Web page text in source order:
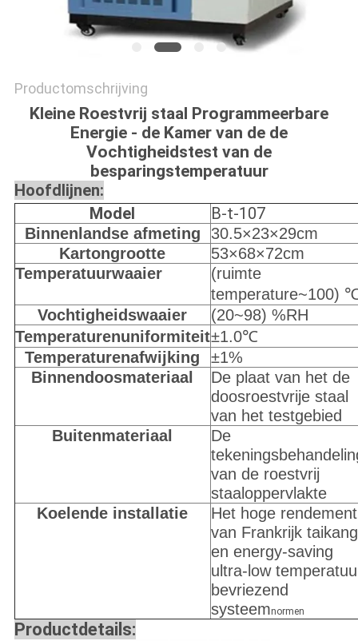
Productomschrijving
Kleine Roestvrij staal Programmeerbare
Energie - de Kamer van de de
Vochtigheidstest van de
besparingstemperatuur
Hoofdlijnen:
Model
B-t-107
Binnenlandse afmeting
30.5×23×29cm
Kartongrootte
53×68×72cm
Temperatuurwaaier
(ruimte
temperature~100)
Vochtigheidswaaier
(20~98) %RH
Temperaturenuniformiteit±1.0℃
Temperaturenafwijking
±1%
Binnendoosmateriaal
De plaat van het de
doosroestvrije staal
van het testgebied
Buitenmateriaal
De
van de roestvrij
staaloppervlakte
Koelende installatie
Het hoge rendement
van Frankrijk taikang
en energy-saving
ultra-low
bevriezend
systeemnormen
Productdetails: